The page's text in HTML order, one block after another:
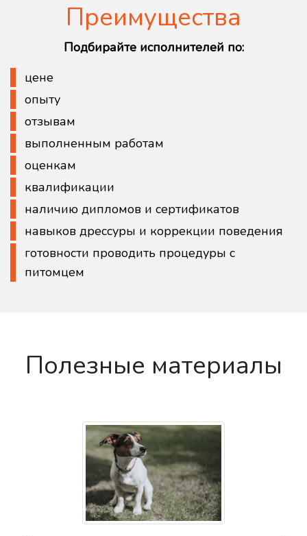
Преимущества
Подбирайте исполнителей по:
цене
опыту
отзывам
выполненным работам
оценкам
квалификации
наличию дипломов и сертификатов
навыков дрессуры и коррекции поведения
готовности проводить процедуры с
питомцем
Полезные материалы